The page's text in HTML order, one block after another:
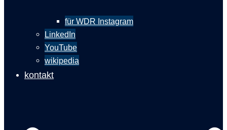
für WDR Instagram
LinkedIn
YouTube
wikipedia
kontakt